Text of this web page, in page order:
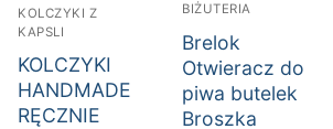
KOLCZYKI Z
KAPSLI
KOLCZYKI
HANDMADE
RĘCZNIE
BIŻUTERIA
Brelok
Otwieracz do
piwa butelek
Broszka